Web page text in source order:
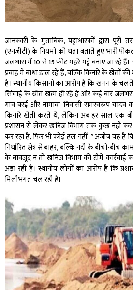
जानकारी के मुताबिक, पट्टाधारकों द्वारा पूरी
(एनजीटी) के नियमों को धता बताते हुए भारी
जलधारा में 10 से 15 फीट गहरे गड्ढे बनाए जा रहे
प्रवाह में बाधा डाल रहे हैं, बल्कि किनारे के खेतों
हैं। स्थानीय किसानों का आरोप है कि खनन के
सिंचाई के स्रोत खत्म हो रहे हैं और कई बार
गांव बरई और नागावां निवासी रामस्वरूप
किनारे खेती करते थे, लेकिन अब हर साल एक
प्रशासन से लेकर खनिज विभाग तक कुछ नहीं
कर रहा है, फिर भी कोई हल नहीं।” अजीब यह है
निर्धारित क्षेत्र से बाहर, बल्कि नदी के बीचों-बीच
के बावजूद न तो खनिज विभाग की टीमें कार्रवाई
अड़ा रही है। स्थानीय लोगों का आरोप है कि
मिलीभगत चल रही है।